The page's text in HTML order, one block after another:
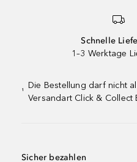
Schnelle
1–3 Werktage
¹
Die Bestellung darf nicht
Versandart Click & Collect
Sicher bezahlen